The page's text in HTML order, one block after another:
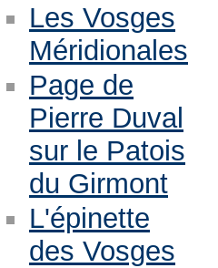
Les Vosges
Méridionales
Page de
Pierre Duval
sur le Patois
du Girmont
L'épinette
des Vosges